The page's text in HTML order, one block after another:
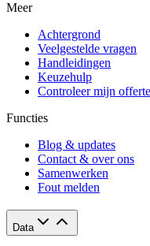
Meer
Achtergrond
Veelgestelde vragen
Handleidingen
Keuzehulp
Controleer mijn offerte
Functies
Blog & updates
Contact & over ons
Samenwerken
Fout melden
Data